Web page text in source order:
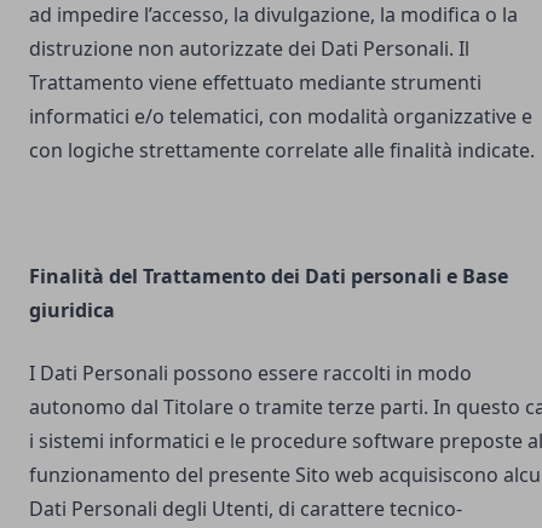
ad impedire l’accesso, la divulgazione, la modifica o la
distruzione non autorizzate dei Dati Personali. Il
Trattamento viene effettuato mediante strumenti
informatici e/o telematici, con modalità organizzative e
con logiche strettamente correlate alle finalità indicate.
Finalità del Trattamento dei Dati personali e Base
giuridica
I Dati Personali possono essere raccolti in modo
autonomo dal Titolare o tramite terze parti. In questo
i sistemi informatici e le procedure software preposte al
funzionamento del presente Sito web acquisiscono
Dati Personali degli Utenti, di carattere tecnico-